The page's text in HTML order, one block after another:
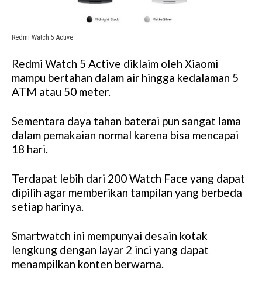
Redmi Watch 5 Active
Redmi Watch 5 Active diklaim oleh Xiaomi
mampu bertahan dalam air hingga kedalaman 5
ATM atau 50 meter.
Sementara daya tahan baterai pun sangat lama
dalam pemakaian normal karena bisa mencapai
18 hari.
Terdapat lebih dari 200 Watch Face yang dapat
dipilih agar memberikan tampilan yang berbeda
setiap harinya.
Smartwatch ini mempunyai desain kotak
lengkung dengan layar 2 inci yang dapat
menampilkan konten berwarna.